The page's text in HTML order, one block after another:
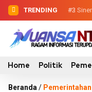
TRENDING #2
Kondisi
#3
Ansori
Home Politik
Beranda / Pemerintahan